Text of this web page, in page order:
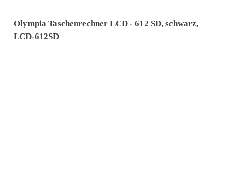
Olympia Taschenrechner LCD - 612 SD, schwarz,
LCD-612SD